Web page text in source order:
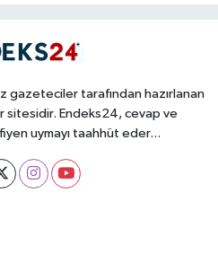
İklim riski finans
yeni bir alan açıyor
ceza planı
gazeteciler tarafından hazırlanan
sitesidir. Endeks24, cevap ve
uymayı taahhüt eder...